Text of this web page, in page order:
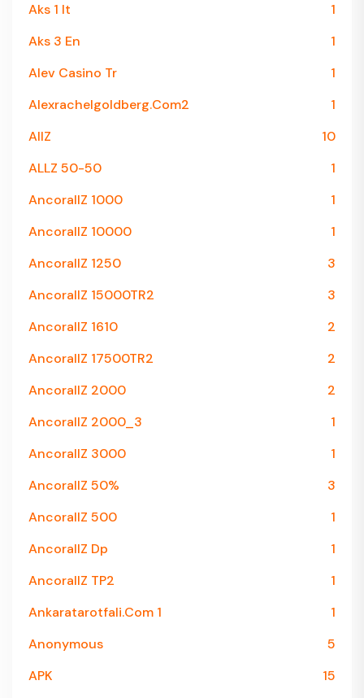
Aks 1 It
1
Aks 3 En
1
Alev Casino Tr
1
Alexrachelgoldberg.com2
1
AllZ
10
ALLZ 50-50
1
AncorallZ 1000
1
AncorallZ 10000
1
AncorallZ 1250
3
AncorallZ 15000TR2
3
AncorallZ 1610
2
AncorallZ 17500TR2
2
AncorallZ 2000
2
AncorallZ 2000_3
1
AncorallZ 3000
1
AncorallZ 50%
3
AncorallZ 500
1
AncorallZ Dp
1
AncorallZ TP2
1
Ankaratarotfali.com 1
1
Anonymous
5
APK
15